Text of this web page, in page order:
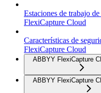
Estaciones de trabajo
FlexiCapture Cloud
Características de
FlexiCapture Cloud
ABBYY FlexiCapture
ABBYY FlexiCapture